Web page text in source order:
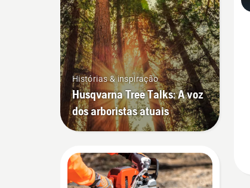
Histórias & inspiração
Husqvarna Tree Talks: A voz
dos arboristas atuais